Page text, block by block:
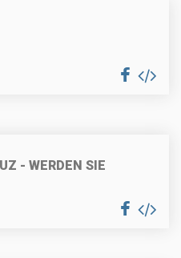
- WERDEN SIE